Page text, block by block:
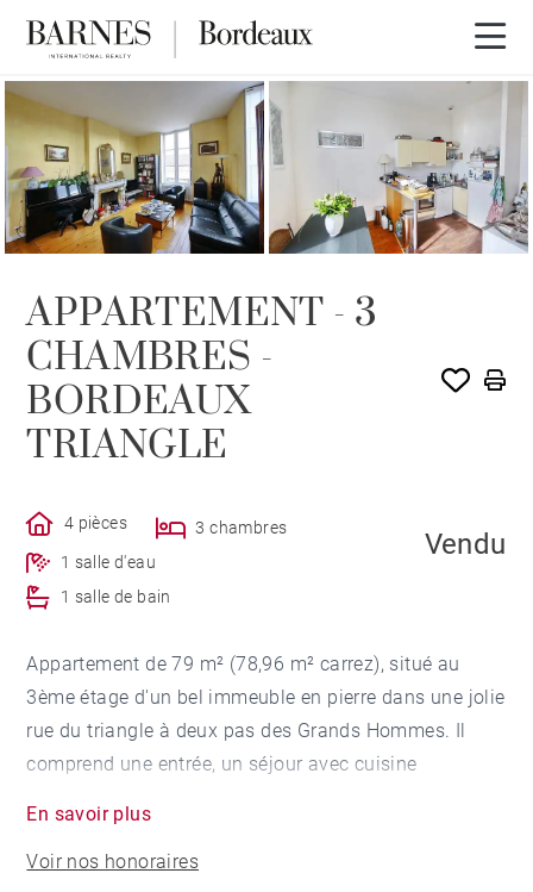
VENDU PAR BARNES
APPARTEMENT - 3
CHAMBRES -
BORDEAUX
TRIANGLE
4 pièces
3 chambres
1 salle d'eau
1 salle de bain
Vendu
Appartement de 79 m² (78,96 m² carrez), situé au
3ème étage d'un bel immeuble en pierre dans une jolie
rue du triangle à deux pas des Grands Hommes. Il
comprend une entrée, un séjour avec cuisine
une salle de bains et une salle d'eau. Une grande cave
complète ce bien idéalement bien placé. Possibilité
En savoir plus
Voir nos honoraires